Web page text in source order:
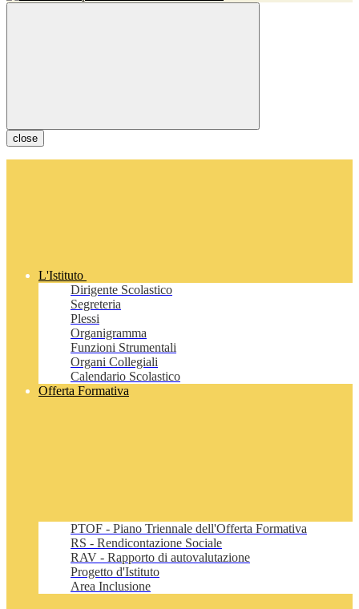
close
L'Istituto
Dirigente Scolastico
Segreteria
Plessi
Organigramma
Funzioni Strumentali
Organi Collegiali
Calendario Scolastico
Offerta Formativa
PTOF - Piano Triennale dell'Offerta Formativa
RS - Rendicontazione Sociale
RAV - Rapporto di autovalutazione
Progetto d'Istituto
Area Inclusione